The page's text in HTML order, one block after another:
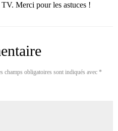
Merci pour les astuces !
champs obligatoires sont indiqués avec *